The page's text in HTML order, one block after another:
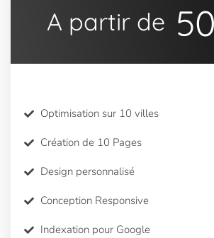
A partir de
Optimisation sur 10 villes
Création de 10 Pages
Design personnalisé
Conception Responsive
Indexation pour Google